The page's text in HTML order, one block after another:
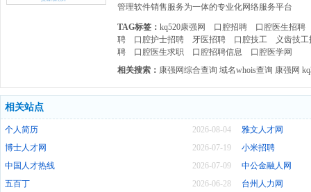
管理软件销售服务为一体的专业化网络服务平台
TAG标签： kq520康强网 口腔招聘
口腔医生招聘
聘
口腔护士招聘 牙医招聘 口腔技工
义齿技
聘
口腔医生求职 口腔招聘信息
口腔医学网
相关搜索： 康强网综合查询 域名whois查询 康强网
相关站点
2026-08-04
个人简历
雅文人才网
2026-07-19
博士人才网
小米招聘
2026-07-09
中国人才热线
中公金融人网
2026-06-28
五百丁
台州人力网